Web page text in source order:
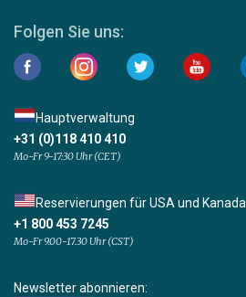
Folgen Sie uns:
Hauptverwaltung
+31 (0)118 410 410
Mo-Fr 9-17:30 Uhr (CET)
Reservierungen für USA und Kanada
+1 800 453 7245
Mo-Fr 9.00-17.30 Uhr (CST)
Newsletter abonnieren: